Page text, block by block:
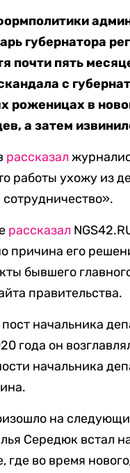
губернатора
почти пять
с
роженицах в
а затем
рассказал
работы ухожу из
рассказал
причина его
бывшего
правительства.
начальника
года он
начальника
на
Середюк встал
где во время